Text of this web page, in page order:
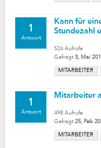
1
Antwort
Kann für
Stundezahl
526 Aufrufe
Gefragt 3, Mai
MITARBEITER
1
Antwort
Mitarbeiter
498 Aufrufe
Gefragt 25, Feb
MITARBEITER